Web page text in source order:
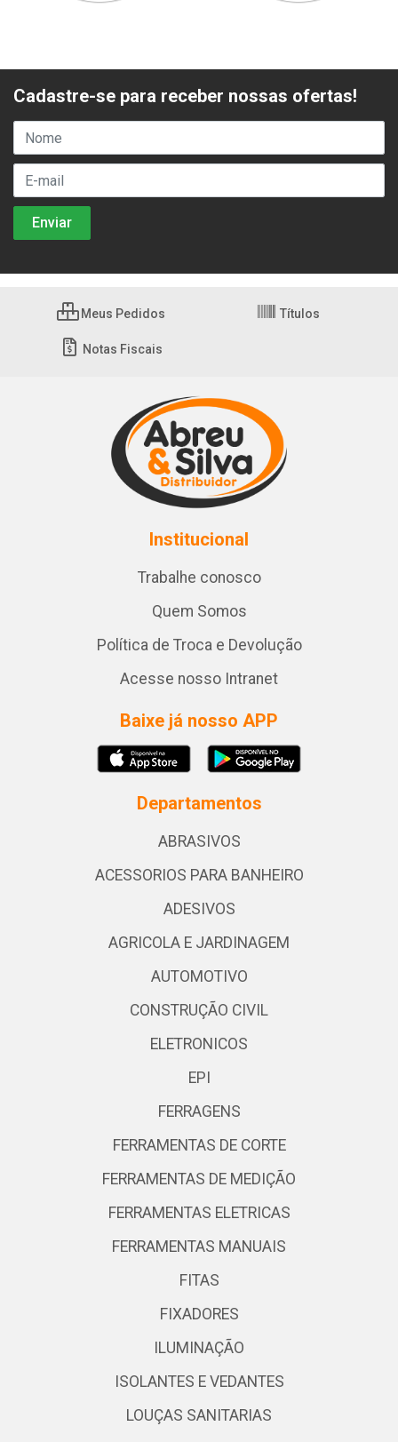
Cadastre-se para receber nossas ofertas!
Meus Pedidos Títulos
Notas Fiscais
Institucional
Trabalhe conosco
Quem Somos
Política de Troca e Devolução
Acesse nosso Intranet
Baixe já nosso APP
Departamentos
ABRASIVOS
ACESSORIOS PARA BANHEIRO
ADESIVOS
AGRICOLA E JARDINAGEM
AUTOMOTIVO
CONSTRUÇÃO CIVIL
ELETRONICOS
EPI
FERRAGENS
FERRAMENTAS DE CORTE
FERRAMENTAS DE MEDIÇÃO
FERRAMENTAS ELETRICAS
FERRAMENTAS MANUAIS
FITAS
FIXADORES
ILUMINAÇÃO
ISOLANTES E VEDANTES
LOUÇAS SANITARIAS